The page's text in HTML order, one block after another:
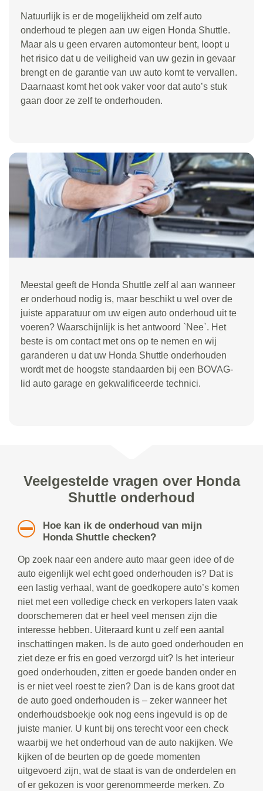
Natuurlijk is er de mogelijkheid om zelf auto
onderhoud te plegen aan uw eigen Honda Shuttle.
Maar als u geen ervaren automonteur bent, loopt u
het risico dat u de veiligheid van uw gezin in gevaar
brengt en de garantie van uw auto komt te vervallen.
Daarnaast komt het ook vaker voor dat auto’s stuk
gaan door ze zelf te onderhouden.
Meestal geeft de Honda Shuttle zelf al aan wanneer
er onderhoud nodig is, maar beschikt u wel over de
juiste apparatuur om uw eigen auto onderhoud uit te
voeren? Waarschijnlijk is het antwoord `Nee`. Het
beste is om contact met ons op te nemen en wij
garanderen u dat uw Honda Shuttle onderhouden
wordt met de hoogste standaarden bij een BOVAG-
lid auto garage en gekwalificeerde technici.
Veelgestelde vragen over Honda
Shuttle onderhoud
Hoe kan ik de onderhoud van mijn
Honda Shuttle checken?
Op zoek naar een andere auto maar geen idee of de
auto eigenlijk wel echt goed onderhouden is? Dat is
een lastig verhaal, want de goedkopere auto’s komen
niet met een volledige check en verkopers laten vaak
doorschemeren dat er heel veel mensen zijn die
interesse hebben. Uiteraard kunt u zelf een aantal
inschattingen maken. Is de auto goed onderhouden en
ziet deze er fris en goed verzorgd uit? Is het interieur
goed onderhouden, zitten er goede banden onder en
is er niet veel roest te zien? Dan is de kans groot dat
de auto goed onderhouden is – zeker wanneer het
onderhoudsboekje ook nog eens ingevuld is op de
juiste manier. U kunt bij ons terecht voor een check
waarbij we het onderhoud van de auto nakijken. We
kijken of de beurten op de goede momenten
uitgevoerd zijn, wat de staat is van de onderdelen en
of er gekozen is voor gerenommeerde merken. Zo